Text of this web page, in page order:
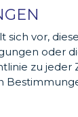
sich vor, diese
oder
zu jeder